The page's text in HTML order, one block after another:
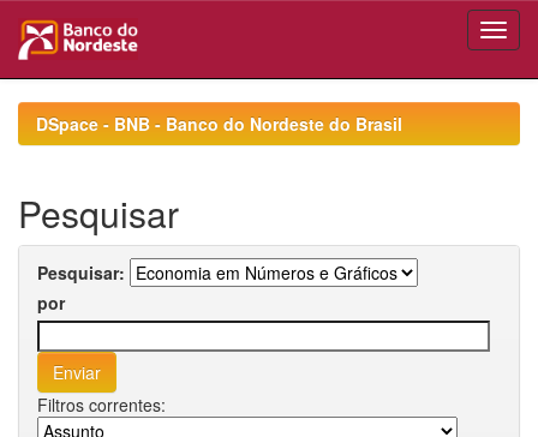
navigationDSpace - BNB - Banco do Nordeste do Brasil
Pesquisar
Pesquisar:
por
Filtros correntes: